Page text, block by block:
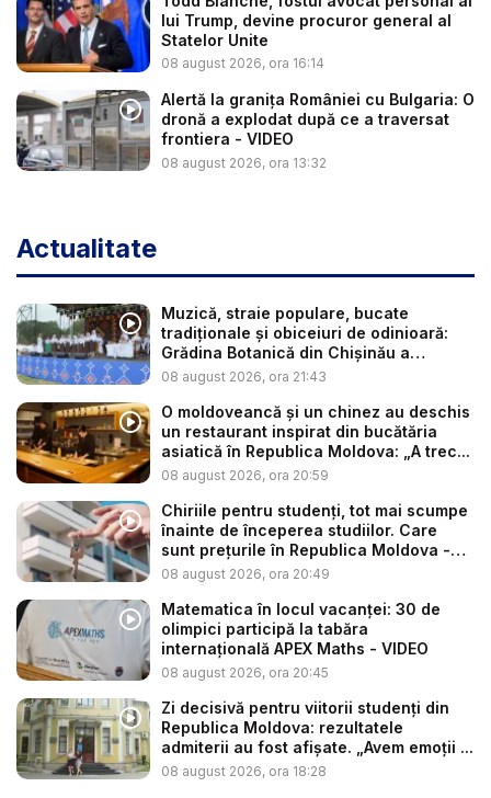
lui Trump, devine procuror general al
Statelor Unite
08 august 2026, ora 16:14
Alertă la granița României cu Bulgaria: O
dronă a explodat după ce a traversat
frontiera - VIDEO
08 august 2026, ora 13:32
Actualitate
Muzică, straie populare, bucate
tradiționale și obiceiuri de odinioară:
Grădina Botanică din Chișinău a
găzdui...
08 august 2026, ora 21:43
O moldoveancă și un chinez au deschis
un restaurant inspirat din bucătăria
asiatică în Republica Moldova: „A trec...
08 august 2026, ora 20:59
Chiriile pentru studenți, tot mai scumpe
înainte de începerea studiilor. Care
sunt prețurile în Republica Moldova -
V...
08 august 2026, ora 20:49
Matematica în locul vacanței: 30 de
olimpici participă la tabăra
internațională APEX Maths - VIDEO
08 august 2026, ora 20:45
Zi decisivă pentru viitorii studenți din
Republica Moldova: rezultatele
admiterii au fost afișate. „Avem emoții ...
08 august 2026, ora 18:28